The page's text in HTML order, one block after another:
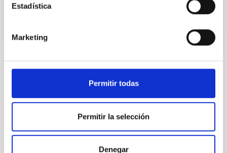
Estadística
Marketing
Permitir todas
Permitir la selección
Denegar
ÁMBITO
SEVERO OCHOA
SO TECNOLOGÍA